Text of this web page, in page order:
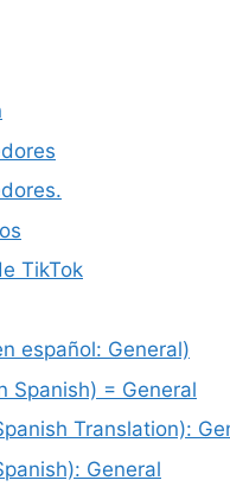
TikTok
español: General)
Spanish) = General
Translation):
General